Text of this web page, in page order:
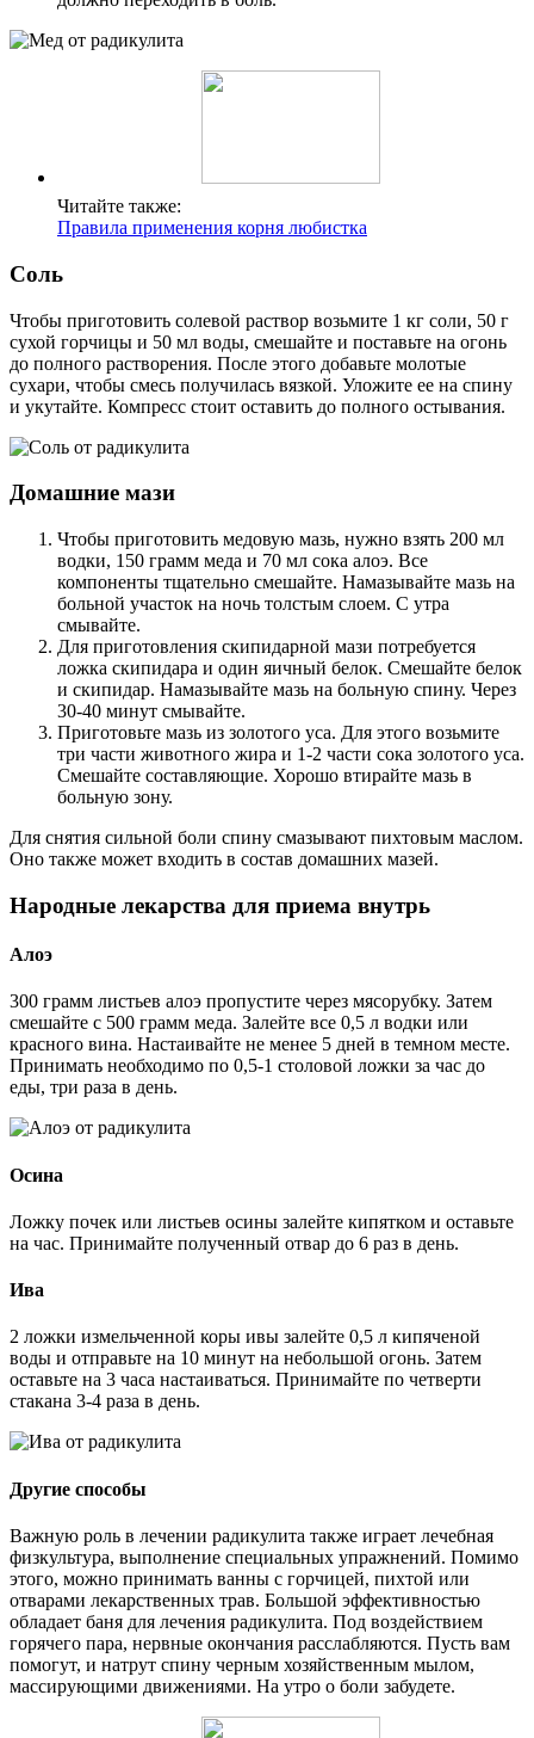
Читайте также:
Правила применения корня любистка
Соль
Чтобы приготовить солевой раствор возьмите 1 кг соли, 50 г
сухой горчицы и 50 мл воды, смешайте и поставьте на огонь
до полного растворения. После этого добавьте молотые
сухари, чтобы смесь получилась вязкой. Уложите ее на спину
и укутайте. Компресс стоит оставить до полного остывания.
Домашние мази
Чтобы приготовить медовую мазь, нужно взять 200 мл
водки, 150 грамм меда и 70 мл сока алоэ. Все
компоненты тщательно смешайте. Намазывайте мазь на
больной участок на ночь толстым слоем. С утра
смывайте.
Для приготовления скипидарной мази потребуется
ложка скипидара и один яичный белок. Смешайте белок
и скипидар. Намазывайте мазь на больную спину. Через
30-40 минут смывайте.
Приготовьте мазь из золотого уса. Для этого возьмите
три части животного жира и 1-2 части сока золотого уса.
Смешайте составляющие. Хорошо втирайте мазь в
больную зону.
Для снятия сильной боли спину смазывают пихтовым маслом.
Оно также может входить в состав домашних мазей.
Народные лекарства для приема внутрь
Алоэ
300 грамм листьев алоэ пропустите через мясорубку. Затем
смешайте с 500 грамм меда. Залейте все 0,5 л водки или
красного вина. Настаивайте не менее 5 дней в темном месте.
Принимать необходимо по 0,5-1 столовой ложки за час до
еды, три раза в день.
Осина
Ложку почек или листьев осины залейте кипятком и оставьте
на час. Принимайте полученный отвар до 6 раз в день.
Ива
2 ложки измельченной коры ивы залейте 0,5 л кипяченой
воды и отправьте на 10 минут на небольшой огонь. Затем
оставьте на 3 часа настаиваться. Принимайте по четверти
стакана 3-4 раза в день.
Другие способы
Важную роль в лечении радикулита также играет лечебная
физкультура, выполнение специальных упражнений. Помимо
этого, можно принимать ванны с горчицей, пихтой или
отварами лекарственных трав. Большой эффективностью
обладает баня для лечения радикулита. Под воздействием
горячего пара, нервные окончания расслабляются. Пусть вам
помогут, и натрут спину черным хозяйственным мылом,
массирующими движениями. На утро о боли забудете.